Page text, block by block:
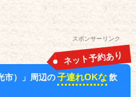
スポンサーリンク
市）」周辺の子連れOKな 飲
ネット予約あり